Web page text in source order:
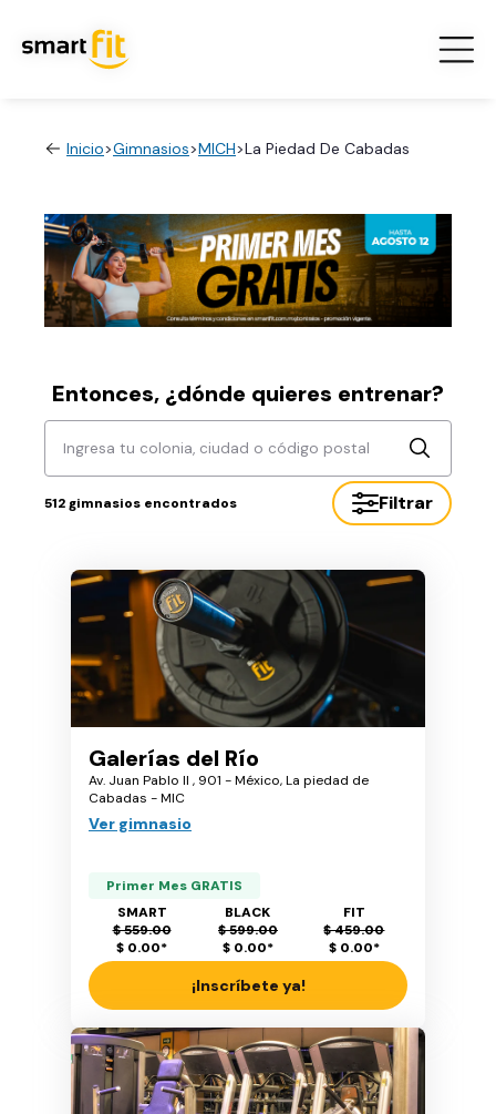
Inicio>Gimnasios>MICH>La Piedad De Cabadas
Entonces, ¿dónde quieres entrenar?
Ingresa tu colonia, ciudad o código postal
512gimnasios encontrados Filtrar
Galerías del Río
Av. Juan Pablo II , 901 - México, La piedad de
Cabadas - MIC
Ver gimnasio
Primer Mes GRATIS
SMART
$ 559.00
$ 0.00*
BLACK
$ 599.00
$ 0.00*
FIT
$ 459.00
$ 0.00*
¡Inscríbete ya!